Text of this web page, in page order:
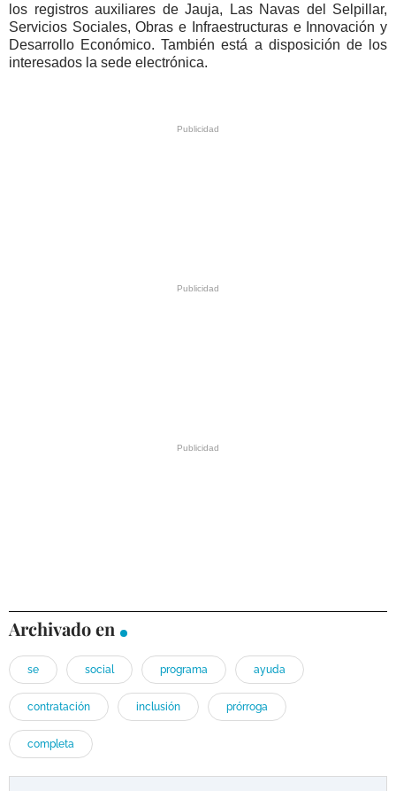
los registros auxiliares de Jauja, Las Navas del Selpillar,
Servicios Sociales, Obras e Infraestructuras e Innovación y
Desarrollo Económico. También está a disposición de los
interesados la sede electrónica.
Archivado en
se social programa ayuda
contratación inclusión prórroga
completa